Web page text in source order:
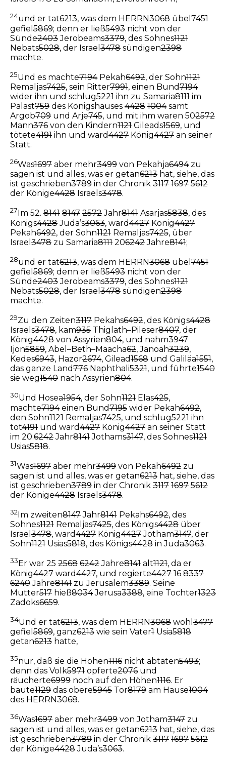
24und er tat6213, was dem HERRN3068 übel 7451
gefiel 5869; denn er ließ5493 nicht von der
Sünde2403Jerobeams3379, des Sohnes1121
Nebats5028, der Israel 3478 sündigen2398
machte.
25Und es machte7194Pekah6492, der Sohn1121
Remaljas7425, sein Ritter7991, einen Bund7194
wider ihn und schlug5221 ihn zu Samaria8111 im
Palast759 des Königshauses 4428 1004samt
Argob709 und Arje745, und mit ihm waren 502572
Mann376 von den Kindern1121 Gileads1569, und
tötete4191 ihn und ward4427 König4427 an seiner
Statt.
26Was1697 aber mehr3499 von Pekahja6494zu
sagen ist und alles, was er getan6213 hat, siehe, das
ist geschrieben3789 in der Chronik 3117 1697 5612
der Könige4428 Israels3478.
27 Im 52. 8141 8147 2572Jahr8141 Asarjas5838, des
Königs4428Juda’s3063, ward4427 König4427
Pekah6492, der Sohn1121 Remaljas7425, über
Israel 3478 zu Samaria8111 206242Jahre8141;
28und er tat6213, was dem HERRN3068 übel 7451
gefiel 5869; denn er ließ5493 nicht von der
Sünde2403Jerobeams3379, des Sohnes1121
Nebats5028, der Israel 3478 sündigen2398
machte.
29Zu den Zeiten3117 Pekahs6492, des Königs4428
Israels3478, kam935 Thiglath–Pileser8407, der
König4428 von Assyrien804, und nahm3947
Ijon5859, Abel–Beth–Maacha62, Janoah3239,
Kedes6943, Hazor2674, Gilead1568 und Galiläa1551,
das ganze Land776 Naphthali5321, und führte1540
sie weg1540 nach Assyrien804.
30Und Hosea1954, der Sohn1121 Elas425,
machte7194einen Bund7195 wider Pekah6492,
den Sohn1121 Remaljas7425, und schlug5221 ihn
tot4191 und ward4427 König4427 an seiner Statt
im 20.6242Jahr8141Jothams3147, des Sohnes1121
Usias5818.
31Was1697 aber mehr3499 von Pekah6492 zu
sagen ist und alles, was er getan6213 hat, siehe, das
ist geschrieben3789 in der Chronik 3117 1697 5612
der Könige4428 Israels3478.
32 Im zweiten8147Jahr8141 Pekahs6492, des
Sohnes1121 Remaljas7425, des Königs4428 über
Israel 3478, ward4427 König4427Jotham3147, der
Sohn1121 Usias5818, des Königs4428 in Juda3063.
33 Er war 25 2568 6242Jahre8141 alt1121, da er
König4427 ward4427, und regierte4427 16 8337
6240Jahre8141 zu Jerusalem3389. Seine
Mutter517 hieß8034Jerusa3388, eine Tochter1323
Zadoks6659.
34Und er tat6213, was dem HERRN3068 wohl 3477
gefiel 5869, ganz6213 wie sein Vater1 Usia5818
getan6213 hatte,
35nur, daß sie die Höhen1116 nicht abtaten5493;
denn das Volk5971 opferte2076 und
räucherte6999 noch auf den Höhen1116. Er
baute1129 das obere5945 Tor8179 am Hause1004
des HERRN3068.
36Was1697 aber mehr3499 von Jotham3147 zu
sagen ist und alles, was er getan6213 hat, siehe, das
ist geschrieben3789 in der Chronik 3117 1697 5612
der Könige4428Juda’s3063.